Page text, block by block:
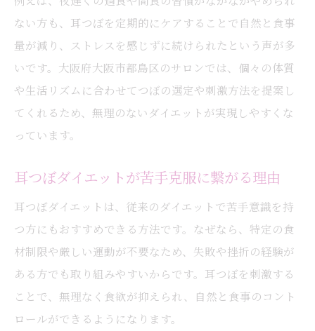
ない方も、耳つぼを定期的にケアすることで自然と食事
量が減り、ストレスを感じずに続けられたという声が多
いです。大阪府大阪市都島区のサロンでは、個々の体質
や生活リズムに合わせてつぼの選定や刺激方法を提案し
てくれるため、無理のないダイエットが実現しやすくな
っています。
耳つぼダイエットが苦手克服に繋がる理由
耳つぼダイエットは、従来のダイエットで苦手意識を持
つ方にもおすすめできる方法です。なぜなら、特定の食
材制限や厳しい運動が不要なため、失敗や挫折の経験が
ある方でも取り組みやすいからです。耳つぼを刺激する
ことで、無理なく食欲が抑えられ、自然と食事のコント
ロールができるようになります。